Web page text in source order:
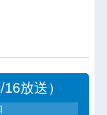
放送）